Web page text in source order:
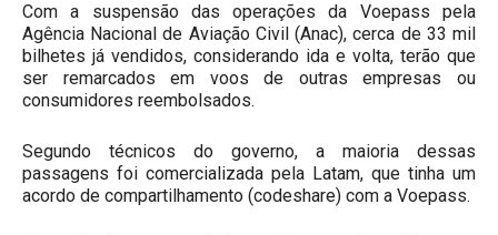
Com a suspensão das operações da Voepass pela
Agência Nacional de Aviação Civil (Anac), cerca de 33 mil
bilhetes já vendidos, considerando ida e volta, terão que
ser remarcados em voos de outras empresas ou
consumidores reembolsados.
Segundo técnicos do governo, a maioria dessas
passagens foi comercializada pela Latam, que tinha um
acordo de compartilhamento (codeshare) com a Voepass.